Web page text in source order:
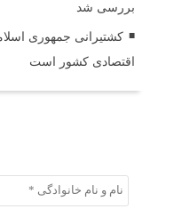
بررسی شد
کشتیرانی جمهوری
اقتصادی کشور است